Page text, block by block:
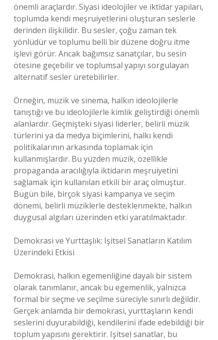
önemli araçlardır. Siyasi ideolojiler ve iktidar yapıları,
toplumda kendi meşruiyetlerini oluşturan seslerle
derinden ilişkilidir. Bu sesler, çoğu zaman tek
yönlüdür ve toplumu belli bir düzene doğru itme
işlevi görür. Ancak bağımsız sanatçılar, bu sesin
ötesine geçebilir ve toplumsal yapıyı sorgulayan
alternatif sesler üretebilirler.
Örneğin, müzik ve sinema, halkın ideolojilerle
tanıştığı ve bu ideolojilerle kimlik geliştirdiği önemli
alanlardır. Geçmişteki siyasi liderler, belirli müzik
türlerini ya da medya biçimlerini, halkı kendi
politikalarının arkasında toplamak için
kullanmışlardır. Bu yüzden müzik, özellikle
propaganda aracılığıyla iktidarın meşruiyetini
sağlamak için kullanılan etkili bir araç olmuştur.
Bugün bile, birçok siyasi kampanya ve seçim
dönemi, belirli müziklerle desteklenmekte, halkın
duygusal algıları üzerinden etki yaratılmaktadır.
Demokrasi ve Yurttaşlık: Işitsel Sanatların Katılım
Üzerindeki Etkisi
Demokrasi, halkın egemenliğine dayalı bir sistem
olarak tanımlanır, ancak bu egemenlik, yalnızca
formal bir seçme ve seçilme süreciyle sınırlı değildir.
Gerçek anlamda bir demokrasi, yurttaşların kendi
seslerini duyurabildiği, kendilerini ifade edebildiği bir
toplum yapısını gerektirir. Işitsel sanatlar, bu